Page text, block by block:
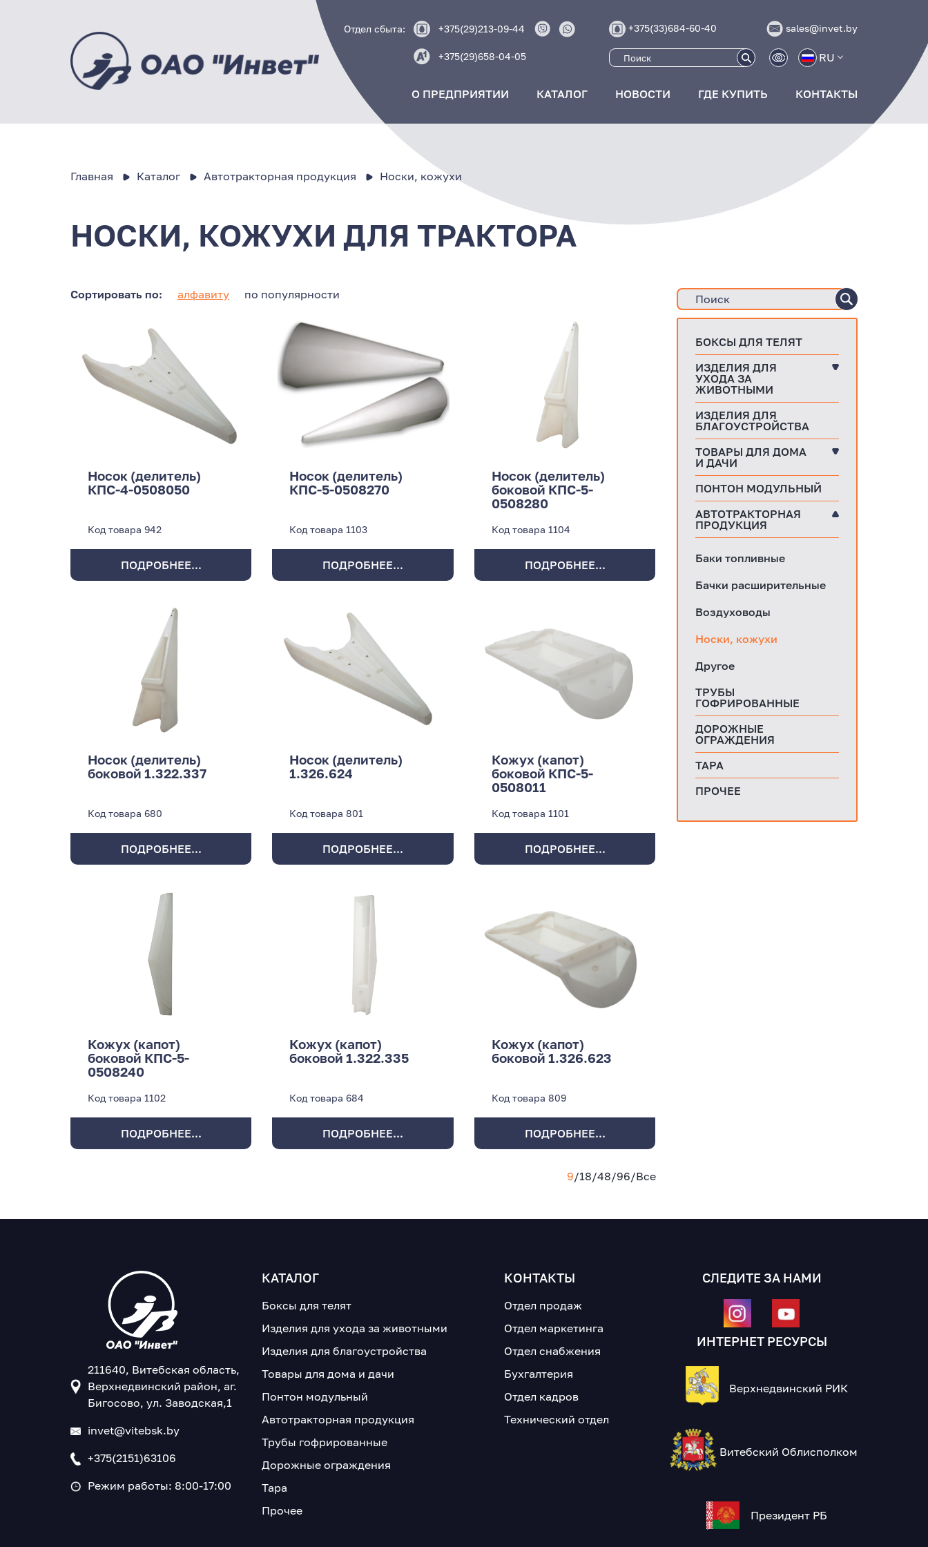
Отдел сбыта: +375(29)213-09-44
+375(29)658-04-05
+375(33)684-60-40 sales@invet.by
RU
О ПРЕДПРИЯТИИ КАТАЛОГ НОВОСТИ ГДЕ КУПИТЬ КОНТАКТЫ
Главная Каталог Автотракторная продукция Носки, кожухи
НОСКИ, КОЖУХИ ДЛЯ ТРАКТОРА
Сортировать по: алфавиту по популярности
Носок (делитель)
КПС-4-0508050
Код товара 942
ПОДРОБНЕЕ...
Носок (делитель)
КПС-5-0508270
Код товара 1103
ПОДРОБНЕЕ...
Носок (делитель)
боковой КПС-5-
0508280
Код товара 1104
ПОДРОБНЕЕ...
Носок (делитель)
боковой 1.322.337
Код товара 680
ПОДРОБНЕЕ...
Носок (делитель)
1.326.624
Код товара 801
ПОДРОБНЕЕ...
Кожух (капот)
боковой КПС-5-
0508011
Код товара 1101
ПОДРОБНЕЕ...
Кожух (капот)
боковой КПС-5-
0508240
Код товара 1102
ПОДРОБНЕЕ...
Кожух (капот)
боковой 1.322.335
Код товара 684
ПОДРОБНЕЕ...
Кожух (капот)
боковой 1.326.623
Код товара 809
ПОДРОБНЕЕ...
9/18/48/96/Все
БОКСЫ ДЛЯ ТЕЛЯТ
ИЗДЕЛИЯ ДЛЯ
УХОДА ЗА
ЖИВОТНЫМИ
ИЗДЕЛИЯ ДЛЯ
БЛАГОУСТРОЙСТВА
ТОВАРЫ ДЛЯ ДОМА
И ДАЧИ
ПОНТОН МОДУЛЬНЫЙ
АВТОТРАКТОРНАЯ
ПРОДУКЦИЯ
Баки топливные
Бачки расширительные
Воздуховоды
Носки, кожухи
Другое
ТРУБЫ
ГОФРИРОВАННЫЕ
ДОРОЖНЫЕ
ОГРАЖДЕНИЯ
ТАРА
ПРОЧЕЕ
211640, Витебская область,
Верхнедвинский район, аг.
Бигосово, ул. Заводская,1
invet@vitebsk.by
+375(2151)63106
Режим работы: 8:00-17:00
КАТАЛОГ
Боксы для телят
Изделия для ухода за животными
Изделия для благоустройства
Товары для дома и дачи
Понтон модульный
Автотракторная продукция
Трубы гофрированные
Дорожные ограждения
Тара
Прочее
КОНТАКТЫ
Отдел продаж
Отдел маркетинга
Отдел снабжения
Бухгалтерия
Отдел кадров
Технический отдел
СЛЕДИТЕ ЗА НАМИ
ИНТЕРНЕТ РЕСУРСЫ
Верхнедвинский РИК
Витебский Облисполком
Президент РБ